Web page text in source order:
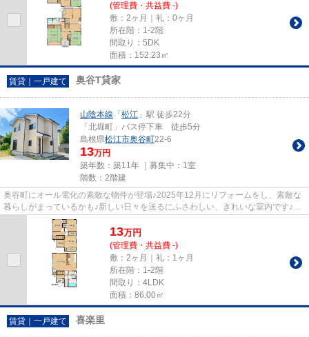
(管理費・共益費 -)
敷：2ヶ月｜礼：0ヶ月
所在階：1-2階
間取り：5DK
面積：152.23㎡
賃貸｜一戸建て 奥谷T貸家
山陰本線 「 松江 」駅 徒歩22分
「北堀町」バス停下車 徒歩5分
島根県松江市奥谷町22-6
13万円
築年数：築11年 ｜募集中： 1室
階数：2階建
奥谷町にオール電化の素敵な物件が登場♪2025年12月にリフォームをし、素敵な
暮らしがまっているかも♪新しい日々を送るにふさわしい、きれいな室内です♪」
◎室内設備は洗面所独立・浴室...
13万円
(管理費・共益費 -)
敷：2ヶ月｜礼：1ヶ月
所在階：1-2階
間取り：4LDK
面積：86.00㎡
賃貸｜一戸建て 喜楽里